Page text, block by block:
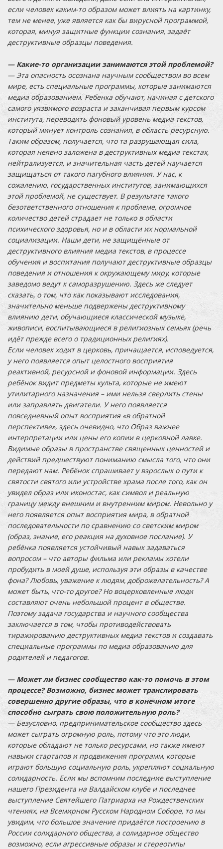
если человек каким-то образом может влиять на картинку,
тем не менее, уже является как бы вирусной программой,
которая, минуя защитные функции сознания, задаёт
деструктивные образцы поведения.
— Какие-то организации занимаются этой проблемой?
— Эта опасность осознана научным сообществом во всем
мире, есть специальные программы, которые занимаются
медиа образованием. Ребенка обучают, начиная с детского
самого уязвимого возраста и заканчивая первым курсом
института, переводить фоновый уровень медиа текстов,
который минует контроль сознания, в область ресурсную.
Таким образом, получается, что та разрушающая сила,
которая неявно заложена в деструктивных медиа текстах,
нейтрализуется, и значительная часть детей научается
защищаться от такого пагубного влияния. У нас, к
сожалению, государственных институтов, занимающихся
этой проблемой, не существует. В результате такого
безответственного отношения к проблеме, огромное
количество детей страдает не только в области
психического здоровья, но и в области их нормальной
социализации. Наши дети, не защищённые от
деструктивного влияния медиа текстов, в процессе
обучения и воспитания получают деструктивные образцы
поведения и отношения к окружающему миру, которые
заведомо ведут к саморазрушению. Здесь же следует
сказать, о том, что как показывают исследования,
значительно меньше подвержены деструктивному
влиянию дети, обучающиеся классической музыке,
живописи, воспитывающиеся в религиозных семьях (речь
идёт прежде всего о традиционных религиях).
Если человек ходит в церковь, причащается, исповедуется,
у него появляется опыт целостного восприятия
реактивной, ресурсной и фоновой информации. Здесь
ребёнок видит предметы культа, которые не имеют
утилитарного назначения – ими нельзя сверлить стены
или заправлять двигатели. У него появляется
повседневный опыт восприятия «в обратной
перспективе», здесь очевидно, что Образ важнее
интерпретации или цены его копии в церковной лавке.
Видимые образы в пространстве священных ценностей и
действий предшествуют пониманию смысла того, что они
передают нам. Ребёнок спрашивает у взрослых о пути к
святости святого или устройстве храма после того, как он
увидел образ или иконостас, как символ и реальную
границу между внешним и внутренним миром. Невольно у
него появляется опыт восприятия мира, в обратной
последовательности по сравнению со светским миром
(образ, знание, его реакция на духовное послание). У
ребёнка появляется устойчивый навык задаваться
вопросом – что авторы фильма или рекламы хотели
пробудить в моей душе, используя эти образы в качестве
фона? Любовь, уважение к людям, доброжелательность? А
может быть, что-то другое? Но воцерковленные люди
составляют очень небольшой процент в обществе.
Поэтому задача государства и научного сообщества
заключается в том, чтобы противодействовать
тиражированию деструктивных медиа текстов и создавать
специальные программы по медиа образованию для
родителей и педагогов.
— Может ли бизнес сообщество как-то помочь в этом
процессе? Возможно, бизнес может транслировать
совершенно другие образы, что в конечном итоге
способно сыграть свою положительную роль?
— Безусловно, предпринимательское сообщество здесь
может сыграть огромную роль, потому что это люди,
которые обладают не только ресурсами, но также имеют
навыки стартапов и продвижения программ, которые
играют большую социальную роль, укрепляют социальную
солидарность. Если мы вспомним последние выступление
нашего Президента на Валдайском клубе и последнее
выступление Святейшего Патриарха на Рождественских
чтениях, на Всемирном Русском Народном Соборе, то мы
увидим, что большое значение придаётся построению в
России солидарного общества, а солидарное общество
возможно, если агрессивные образы и стереотипы